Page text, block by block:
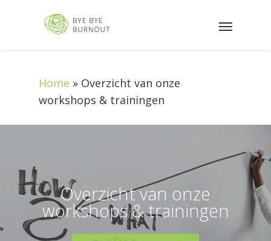
Home » Overzicht van onze
workshops & trainingen
Overzicht van onze
workshops & trainingen